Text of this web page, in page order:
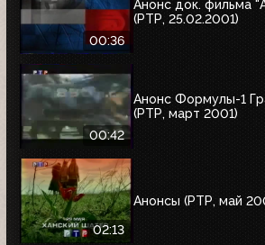
00:36
Анонс док. фильма
(РТР, 25.02.2001)
00:42
Анонс Формулы-1
(РТР, март 2001)
02:13
Анонсы (РТР, май